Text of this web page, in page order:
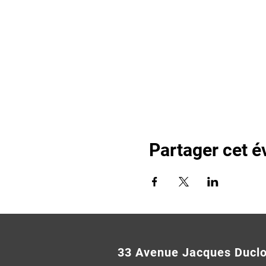
Partager cet
33 Avenue Jacques